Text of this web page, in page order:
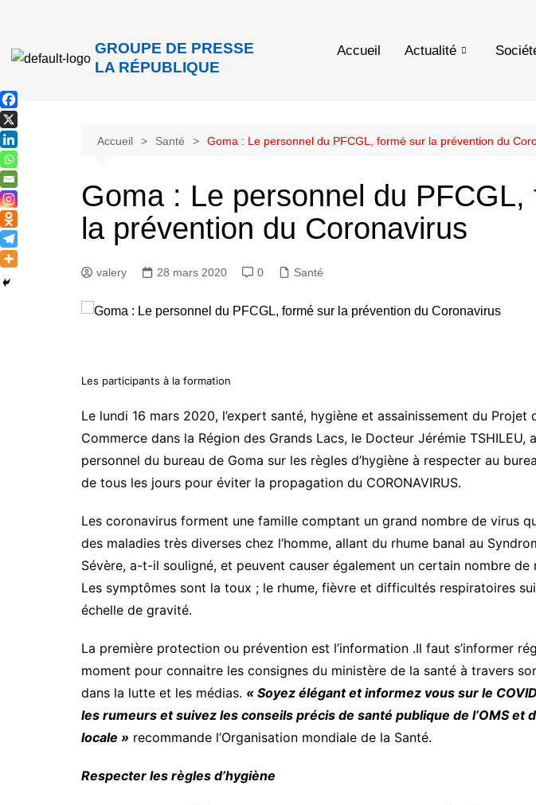
GROUPE DE PRESSE
LA RÉPUBLIQUE
Accueil Actualité
Accueil Santé Goma : Le personnel du PFCGL, formé sur la prévention du
Goma : Le personnel du PFCGL,
la prévention du Coronavirus
valery 28 mars 2020 0 Santé
Les participants à la formation
Le lundi 16 mars 2020, l’expert santé, hygiène et assainissement du Projet
Commerce dans la Région des Grands Lacs, le Docteur Jérémie TSHILEU,
personnel du bureau de Goma sur les règles d’hygiène à respecter au
de tous les jours pour éviter la propagation du CORONAVIRUS.
Les coronavirus forment une famille comptant un grand nombre de virus
des maladies très diverses chez l’homme, allant du rhume banal au
Sévère, a-t-il souligné, et peuvent causer également un certain nombre de
Les symptômes sont la toux ; le rhume, fièvre et difficultés respiratoires
échelle de gravité.
La première protection ou prévention est l’information .Il faut s’informer
moment pour connaitre les consignes du ministère de la santé à travers
dans la lutte et les médias. « Soyez élégant et informez vous sur le
les rumeurs et suivez les conseils précis de santé publique de l’OMS et
locale » recommande l’Organisation mondiale de la Santé.
Respecter les règles d’hygiène